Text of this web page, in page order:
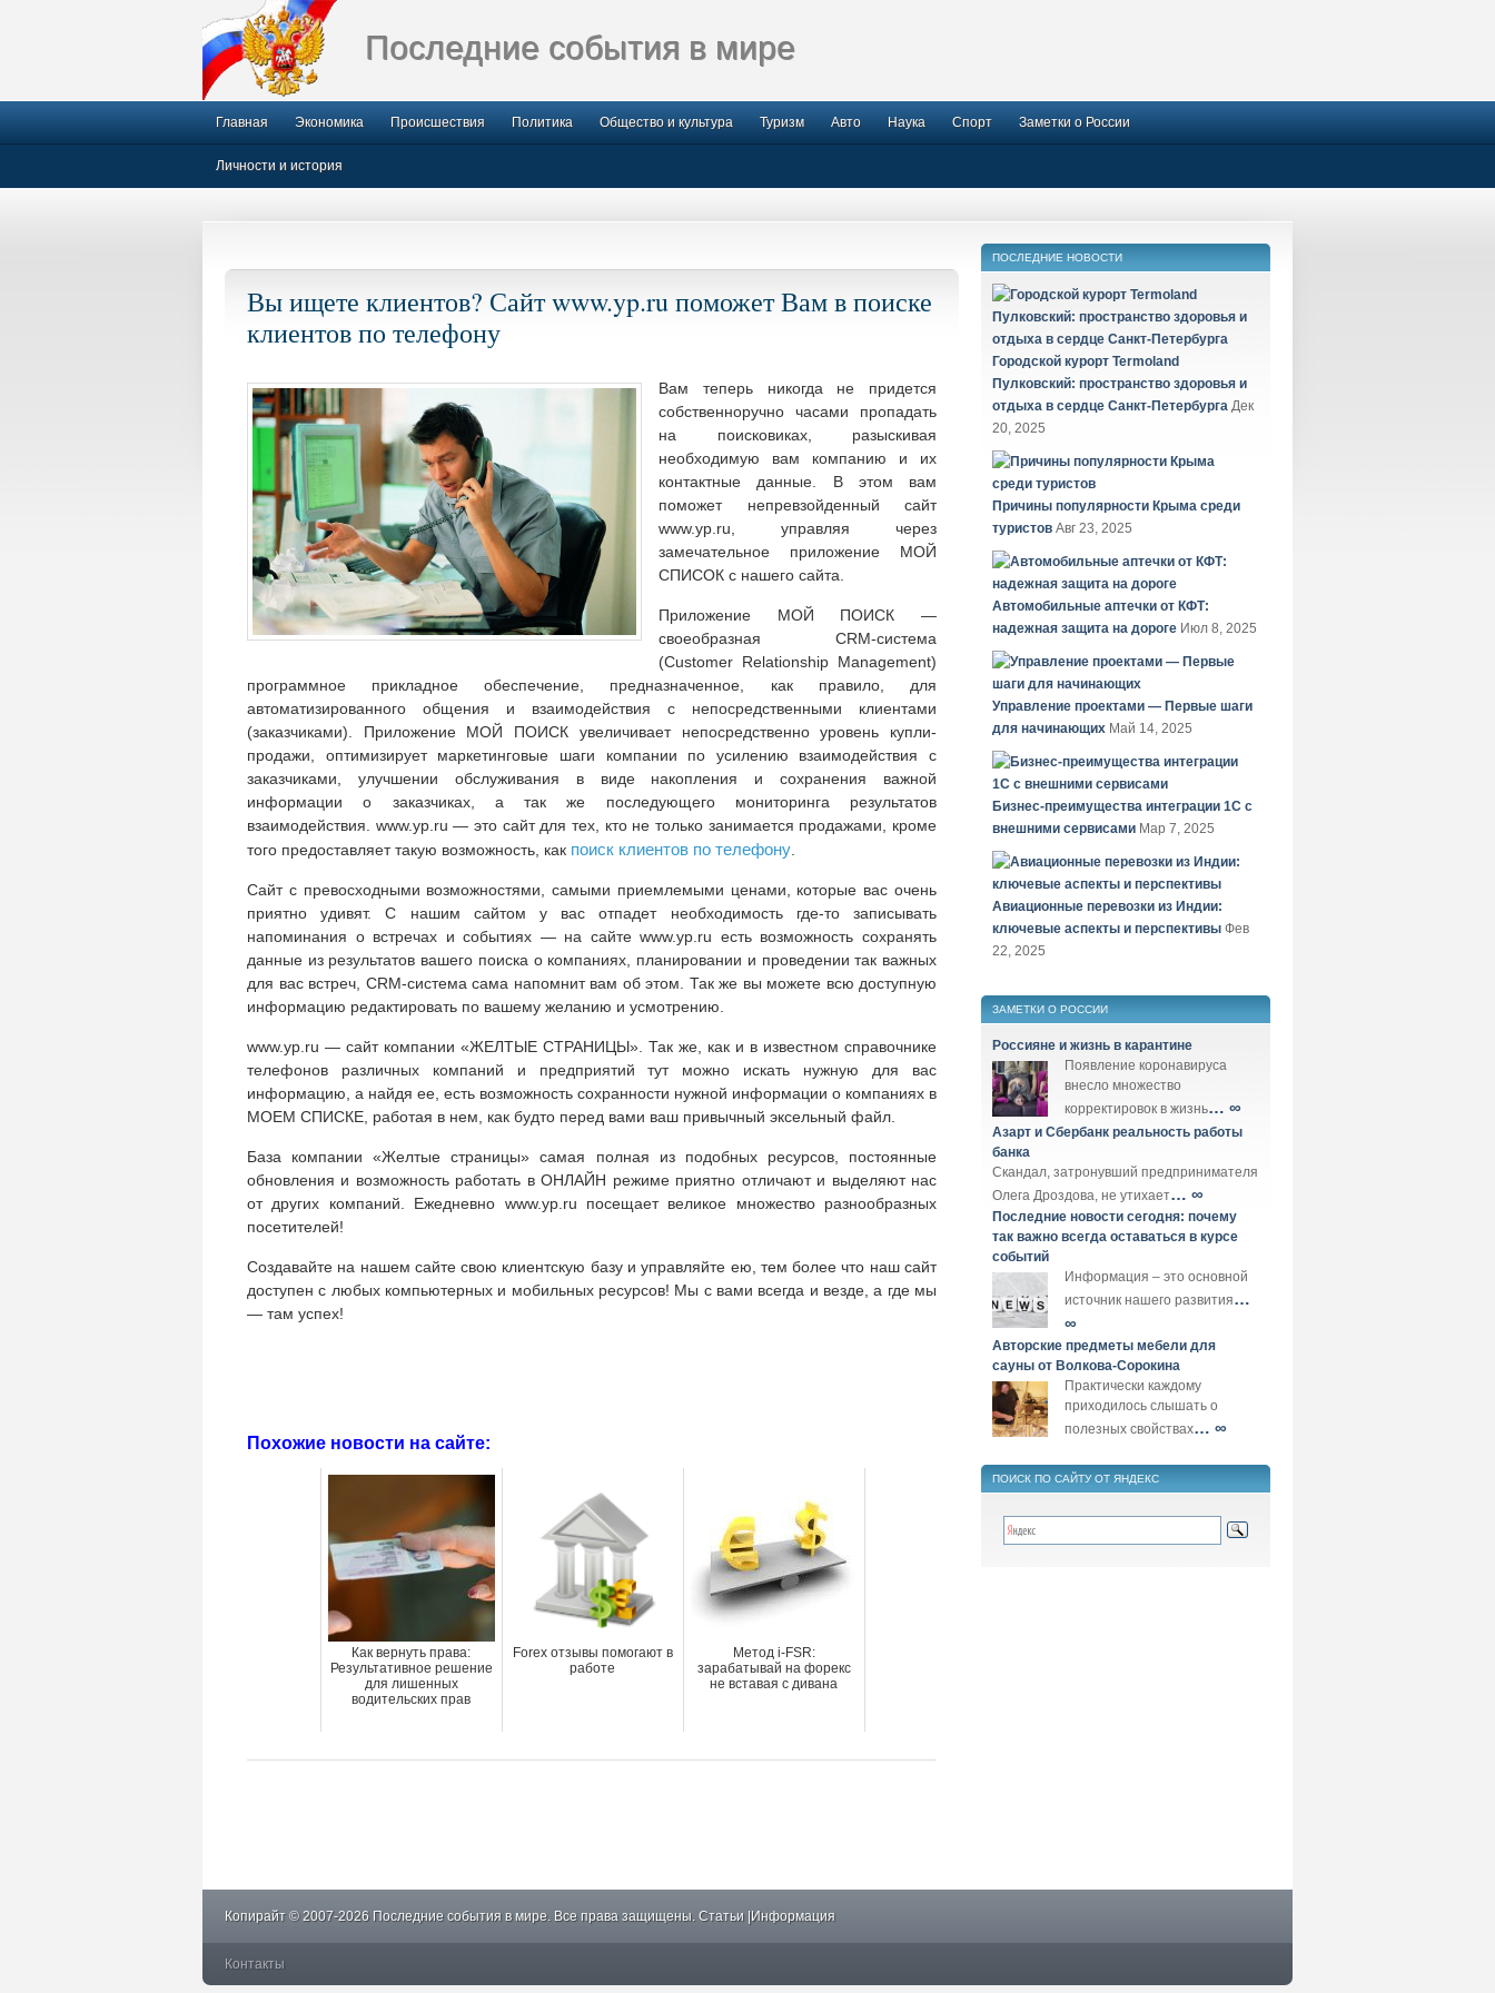
Последние события в мире
Главная Экономика Происшествия Политика Общество и культура Туризм Авто Наука Спорт Заметки о России
Личности и история
Вы ищете клиентов? Сайт www.yp.ru поможет Вам в поиске
клиентов по телефону
Вам теперь никогда не придется
собственноручно часами пропадать
на поисковиках, разыскивая
необходимую вам компанию и их
контактные данные. В этом вам
поможет непревзойденный сайт
www.yp.ru, управляя через
замечательное приложение МОЙ
СПИСОК с нашего сайта.
Приложение МОЙ ПОИСК —
своеобразная CRM-система
(Customer Relationship Management)
программное прикладное обеспечение, предназначенное, как правило, для
автоматизированного общения и взаимодействия с непосредственными клиентами
(заказчиками). Приложение МОЙ ПОИСК увеличивает непосредственно уровень купли-
продажи, оптимизирует маркетинговые шаги компании по усилению взаимодействия с
заказчиками, улучшении обслуживания в виде накопления и сохранения важной
информации о заказчиках, а так же последующего мониторинга результатов
взаимодействия. www.yp.ru — это сайт для тех, кто не только занимается продажами, кроме
того предоставляет такую возможность, как поиск клиентов по телефону
Сайт с превосходными возможностями, самыми приемлемыми ценами, которые вас очень
приятно удивят. С нашим сайтом у вас отпадет необходимость где-то записывать
напоминания о встречах и событиях — на сайте www.yp.ru есть возможность сохранять
данные из результатов вашего поиска о компаниях, планировании и проведении так важных
для вас встреч, CRM-система сама напомнит вам об этом. Так же вы можете всю доступную
информацию редактировать по вашему желанию и усмотрению.
www.yp.ru — сайт компании «ЖЕЛТЫЕ СТРАНИЦЫ». Так же, как и в известном справочнике
телефонов различных компаний и предприятий тут можно искать нужную для вас
информацию, а найдя ее, есть возможность сохранности нужной информации о компаниях в
МОЕМ СПИСКЕ, работая в нем, как будто перед вами ваш привычный эксельный файл.
База компании «Желтые страницы» самая полная из подобных ресурсов, постоянные
обновления и возможность работать в ОНЛАЙН режиме приятно отличают и выделяют нас
от других компаний. Ежедневно www.yp.ru посещает великое множество разнообразных
посетителей!
Создавайте на нашем сайте свою клиентскую базу и управляйте ею, тем более что наш сайт
доступен с любых компьютерных и мобильных ресурсов! Мы с вами всегда и везде, а где мы
— там успех!
Похожие новости на сайте:
Как вернуть права:
Результативное решение
для лишенных
водительских прав
Forex отзывы помогают в
работе
Метод i-FSR:
зарабатывай на форекс
не вставая с дивана
ПОСЛЕДНИЕ НОВОСТИ
Городской курорт Termoland
Пулковский: пространство здоровья и
отдыха в сердце Санкт-Петербурга Дек
20, 2025
Причины популярности Крыма среди
туристов Авг 23, 2025
Автомобильные аптечки от КФТ:
надежная защита на дороге Июл 8, 2025
Управление проектами — Первые шаги
для начинающих Май 14, 2025
Бизнес-преимущества интеграции 1С с
внешними сервисами Мар 7, 2025
Авиационные перевозки из Индии:
ключевые аспекты и перспективы Фев
22, 2025
ЗАМЕТКИ О РОССИИ
Россияне и жизнь в карантине
Появление коронавируса
внесло множество
корректировок в жизнь… ∞
Азарт и Сбербанк реальность работы
банка
Скандал, затронувший предпринимателя
Олега Дроздова, не утихает… ∞
Последние новости сегодня: почему
так важно всегда оставаться в курсе
событий
Информация – это основной
источник нашего развития…
∞
Авторские предметы мебели для
сауны от Волкова-Сорокина
Практически каждому
приходилось слышать о
полезных свойствах… ∞
ПОИСК ПО САЙТУ ОТ ЯНДЕКС
Копирайт © 2007-2026 Последние события в мире. Все права защищены. Статьи |Информация
Контакты